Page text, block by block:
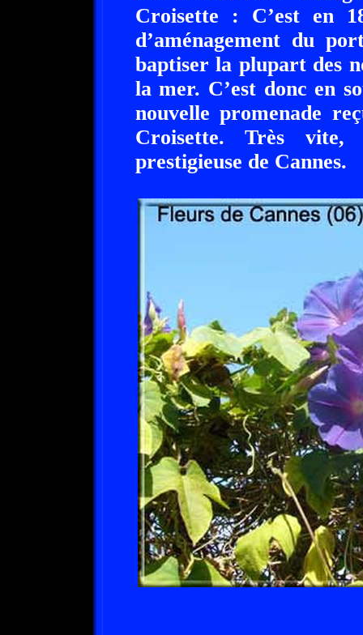
Croisette : C’est en
d’aménagement du
baptiser la plupart des
la mer. C’est donc en
nouvelle promenade
Croisette. Très
prestigieuse de Cannes.